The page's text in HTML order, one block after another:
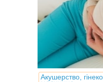
Акушерство,